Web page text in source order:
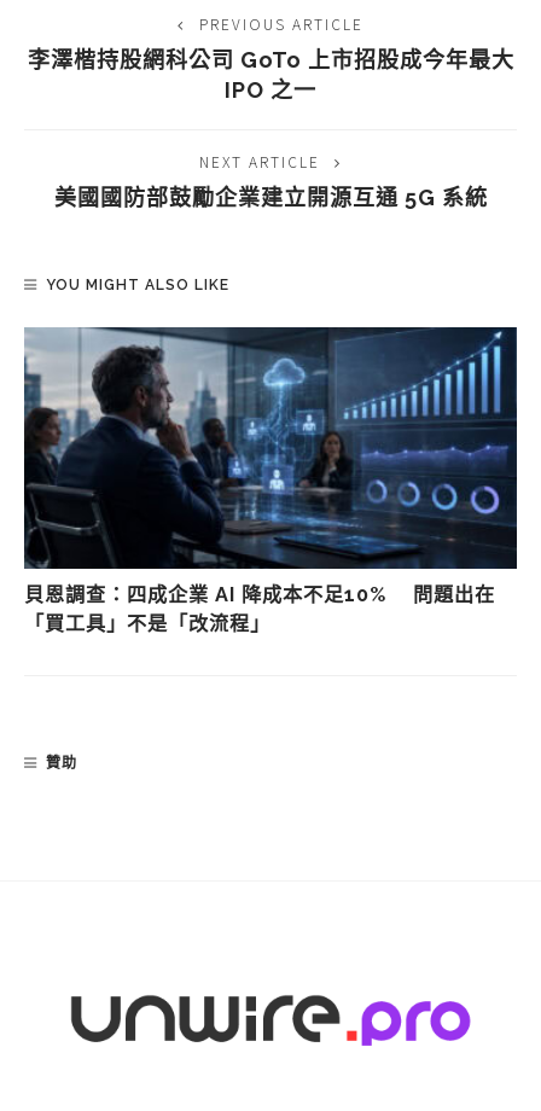
PREVIOUS ARTICLE
李澤楷持股網科公司 GoTo 上市招股成今年最大
IPO 之一
NEXT ARTICLE
美國國防部鼓勵企業建立開源互通 5G 系統
YOU MIGHT ALSO LIKE
貝恩調查：四成企業 AI 降成本不足10% 問題出在
「買工具」不是「改流程」
贊助